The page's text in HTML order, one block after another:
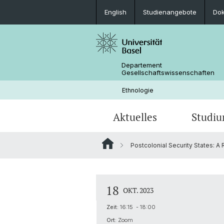
English Studienangebote
Departement
Gesellschaftswissenschaften
Ethnologie
Aktuelles
Objekte, Erinnerung, Erbe
Postcolonial Security States: A
18 OKT. 2023
Zeit: 16:15 - 18:00
Ort: Zoom